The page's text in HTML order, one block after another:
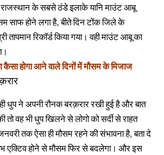
राजस्थान के सबसे ठंडे इलाके यानि माउंट आबू
साफ होने लगा है, बीते दिन टोंक जिले के
रिकॉर्ड किया गया। वही माउंट आबू का
कैसा होगा आने वाले दिनों में मौसम के मिजाज
धुप ने अपनी रौनक बरक़रार रखी हुई है और बात
वह भी धुप खिलने से लोगो को सर्दी से राहत
तक ऐसा ही मौसम रहने की संभावना है, बता दे
एक्टिव होने से मौसम फिर से बदलेगा। और इस